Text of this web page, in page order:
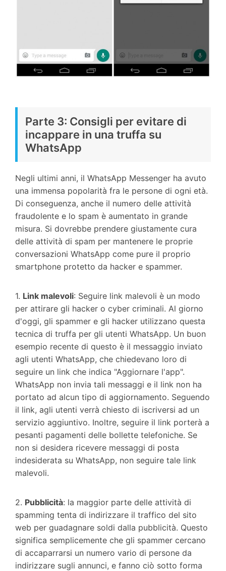
Parte 3: Consigli per evitare di
incappare in una truffa su
WhatsApp
Negli ultimi anni, il WhatsApp Messenger ha avuto
una immensa popolarità fra le persone di ogni età.
Di conseguenza, anche il numero delle attività
fraudolente e lo spam è aumentato in grande
misura. Si dovrebbe prendere giustamente cura
delle attività di spam per mantenere le proprie
conversazioni WhatsApp come pure il proprio
smartphone protetto da hacker e spammer.
1. Link malevoli: Seguire link malevoli è un modo
per attirare gli hacker o cyber criminali. Al giorno
d'oggi, gli spammer e gli hacker utilizzano questa
tecnica di truffa per gli utenti WhatsApp. Un buon
esempio recente di questo è il messaggio inviato
agli utenti WhatsApp, che chiedevano loro di
seguire un link che indica "Aggiornare l'app".
WhatsApp non invia tali messaggi e il link non ha
portato ad alcun tipo di aggiornamento. Seguendo
il link, agli utenti verrà chiesto di iscriversi ad un
servizio aggiuntivo. Inoltre, seguire il link porterà a
pesanti pagamenti delle bollette telefoniche. Se
non si desidera ricevere messaggi di posta
indesiderata su WhatsApp, non seguire tale link
malevoli.
2. Pubblicità: la maggior parte delle attività di
spamming tenta di indirizzare il traffico del sito
web per guadagnare soldi dalla pubblicità. Questo
significa semplicemente che gli spammer cercano
di accaparrarsi un numero vario di persone da
indirizzare sugli annunci, e fanno ciò sotto forma